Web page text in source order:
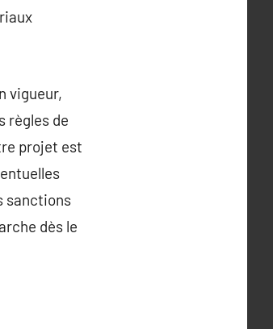
vigueur,
règles de
projet est
sanctions
dès le